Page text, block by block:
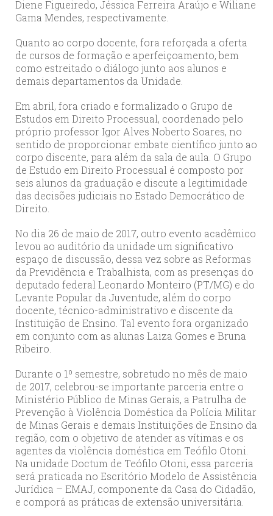
Diene Figueiredo, Jéssica Ferreira Araújo e Wiliane
Gama Mendes, respectivamente.
Quanto ao corpo docente, fora reforçada a oferta
de cursos de formação e aperfeiçoamento, bem
como estreitado o diálogo junto aos alunos e
demais departamentos da Unidade.
Em abril, fora criado e formalizado o Grupo de
Estudos em Direito Processual, coordenado pelo
próprio professor Igor Alves Noberto Soares, no
sentido de proporcionar embate científico junto ao
corpo discente, para além da sala de aula. O Grupo
de Estudo em Direito Processual é composto por
seis alunos da graduação e discute a legitimidade
das decisões judiciais no Estado Democrático de
Direito.
No dia 26 de maio de 2017, outro evento acadêmico
levou ao auditório da unidade um significativo
espaço de discussão, dessa vez sobre as Reformas
da Previdência e Trabalhista, com as presenças do
deputado federal Leonardo Monteiro (PT/MG) e do
Levante Popular da Juventude, além do corpo
docente, técnico-administrativo e discente da
Instituição de Ensino. Tal evento fora organizado
em conjunto com as alunas Laiza Gomes e Bruna
Ribeiro.
Durante o 1º semestre, sobretudo no mês de maio
de 2017, celebrou-se importante parceria entre o
Ministério Público de Minas Gerais, a Patrulha de
Prevenção à Violência Doméstica da Polícia Militar
de Minas Gerais e demais Instituições de Ensino da
região, com o objetivo de atender as vítimas e os
agentes da violência doméstica em Teófilo Otoni.
Na unidade Doctum de Teófilo Otoni, essa parceria
será praticada no Escritório Modelo de Assistência
Jurídica – EMAJ, componente da Casa do Cidadão,
e comporá as práticas de extensão universitária.